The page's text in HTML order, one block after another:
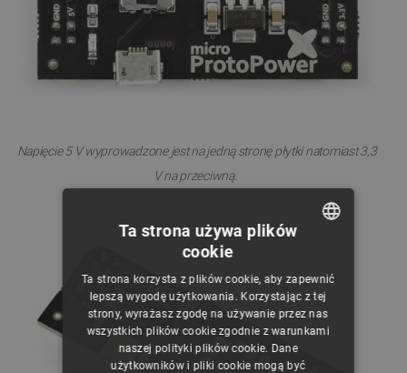
Napięcie 5 V wyprowadzone jest na jedną stronę płytki natomiast 3,3
V na przeciwną.
CZECH
ENGLISH
GERMAN
Ta strona używa plików
cookie
Ta strona korzysta z plików cookie, aby zapewnić
lepszą wygodę użytkowania. Korzystając z tej
strony, wyrażasz zgodę na używanie przez nas
wszystkich plików cookie zgodnie z warunkami
naszej polityki plików cookie. Dane
użytkowników i pliki cookie mogą być